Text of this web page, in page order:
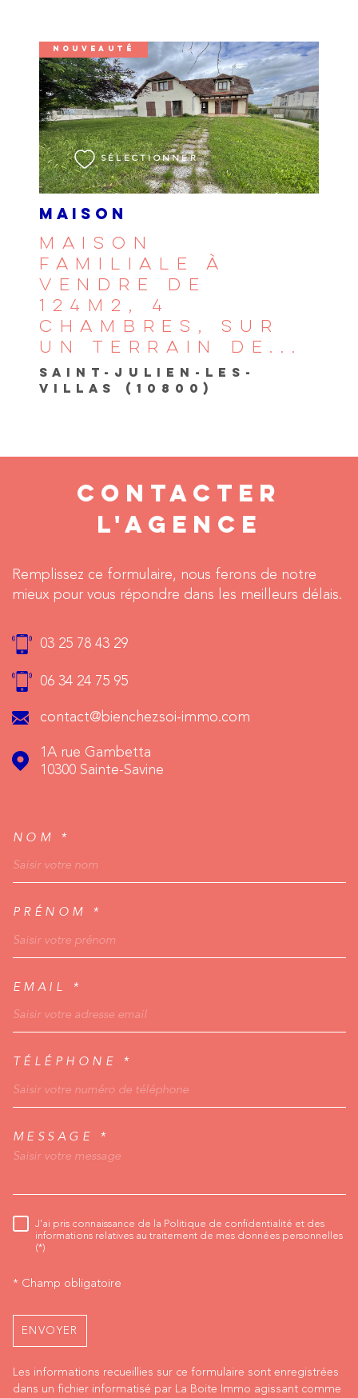
MAISON
MAISON
FAMILIALE À
VENDRE DE
124M2, 4
CHAMBRES, SUR
UN TERRAIN DE...
SAINT-JULIEN-LES-
VILLAS (10800)
NOUVEAUTÉ
SÉLECTIONNER
VOIR LE BIEN
CONTACTER
L'AGENCE
Remplissez ce formulaire, nous ferons de notre
mieux pour vous répondre dans les meilleurs délais.
03 25 78 43 29
06 34 24 75 95
contact@bienchezsoi-immo.com
1A rue Gambetta
10300 Sainte-Savine
NOM *
PRÉNOM *
EMAIL *
TÉLÉPHONE *
MESSAGE *
RÈGLEMENTATION
J'ai pris connaissance de la Politique de confidentialité et des
informations relatives au traitement de mes données personnelles
(*)
* Champ obligatoire
ENVOYER
Les informations recueillies sur ce formulaire sont enregistrées
dans un fichier informatisé par La Boite Immo agissant comme